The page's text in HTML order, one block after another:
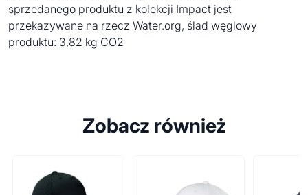
sprzedanego produktu z kolekcji Impact jest
przekazywane na rzecz Water.org, ślad węglowy
produktu: 3,82 kg CO2
Zobacz również